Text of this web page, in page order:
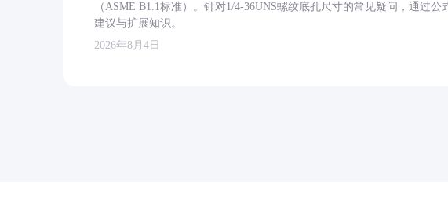
（ASME B1.1标准）。针对1/4-36UNS螺纹底孔尺寸的常见疑问，通过
建议与扩展知识。
2026年8月4日